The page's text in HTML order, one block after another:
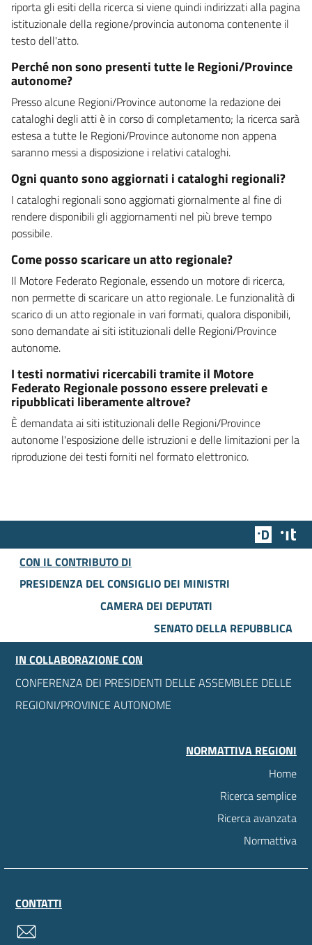
riporta gli esiti della ricerca si viene quindi indirizzati alla pagina
istituzionale della regione/provincia autonoma contenente il
testo dell'atto.
Perché non sono presenti tutte le Regioni/Province
autonome?
Presso alcune Regioni/Province autonome la redazione dei
cataloghi degli atti è in corso di completamento; la ricerca sarà
estesa a tutte le Regioni/Province autonome non appena
saranno messi a disposizione i relativi cataloghi.
Ogni quanto sono aggiornati i cataloghi regionali?
I cataloghi regionali sono aggiornati giornalmente al fine di
rendere disponibili gli aggiornamenti nel più breve tempo
possibile.
Come posso scaricare un atto regionale?
Il Motore Federato Regionale, essendo un motore di ricerca,
non permette di scaricare un atto regionale. Le funzionalità di
scarico di un atto regionale in vari formati, qualora disponibili,
sono demandate ai siti istituzionali delle Regioni/Province
autonome.
I testi normativi ricercabili tramite il Motore
Federato Regionale possono essere prelevati e
ripubblicati liberamente altrove?
È demandata ai siti istituzionali delle Regioni/Province
autonome l'esposizione delle istruzioni e delle limitazioni per la
riproduzione dei testi forniti nel formato elettronico.
Team
CON IL CONTRIBUTO DI
PRESIDENZA DEL CONSIGLIO DEI MINISTRI
CAMERA DEI DEPUTATI
SENATO DELLA REPUBBLICA
IN COLLABORAZIONE CON
CONFERENZA DEI PRESIDENTI DELLE ASSEMBLEE DELLE
REGIONI/PROVINCE AUTONOME
NORMATTIVA REGIONI
Home
Ricerca semplice
Ricerca avanzata
Normattiva
CONTATTI